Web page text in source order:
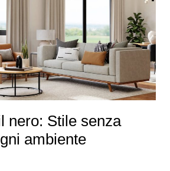
nero: Stile senza
ambiente